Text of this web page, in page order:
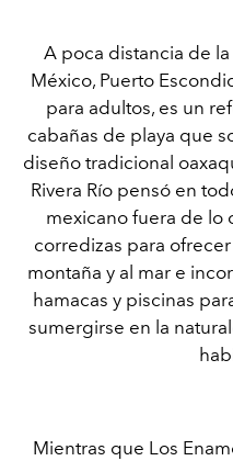
A poca distancia de
México, Puerto
para adultos, es un
cabañas de playa que
diseño tradicional
Rivera Río pensó en
mexicano fuera de lo
corredizas para
montaña y al mar e
hamacas y piscinas
sumergirse en la
Mientras que Los